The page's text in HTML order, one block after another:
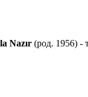
Nazır (род. 1956) -